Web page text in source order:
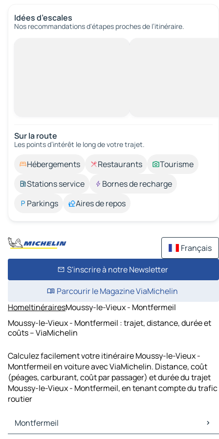
Idées d’escales
Nos recommandations d'étapes proches de l’itinéraire.
Sur la route
Les points d’intérêt le long de votre trajet.
Hébergements Restaurants
Tourisme
Stations service
Bornes de recharge
Parkings
Aires de repos
Français
S'inscrire à notre Newsletter
Parcourir le Magazine ViaMichelin
HomeItinérairesMoussy-le-Vieux - Montfermeil
Moussy-le-Vieux - Montfermeil : trajet, distance, durée et
coûts – ViaMichelin
Calculez facilement votre itinéraire Moussy-le-Vieux -
Montfermeil en voiture avec ViaMichelin. Distance, coût
(péages, carburant, coût par passager) et durée du trajet
Moussy-le-Vieux - Montfermeil, en tenant compte du trafic
routier
Montfermeil